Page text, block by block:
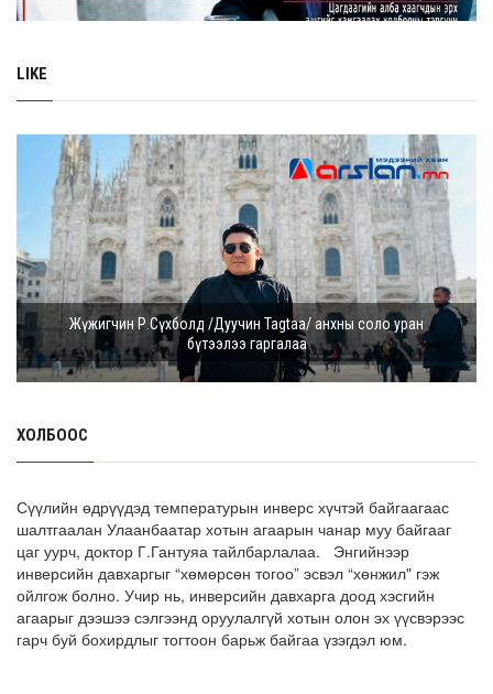
LIKE
Жүжигчин Р.Сүхболд /Дуучин Tagtaa/ анхны соло уран
бүтээлээ гаргалаа
ХОЛБООС
Сүүлийн өдрүүдэд температурын инверс хүчтэй байгаагаас
шалтгаалан Улаанбаатар хотын агаарын чанар муу байгааг
цаг уурч, доктор Г.Гантуяа тайлбарлалаа. Энгийнээр
инверсийн давхаргыг “хөмөрсөн тогоо” эсвэл “хөнжил" гэж
ойлгож болно. Учир нь, инверсийн давхарга доод хэсгийн
агаарыг дээшээ сэлгээнд оруулалгүй хотын олон эх үүсвэрээс
гарч буй бохирдлыг тогтоон барьж байгаа үзэгдэл юм.